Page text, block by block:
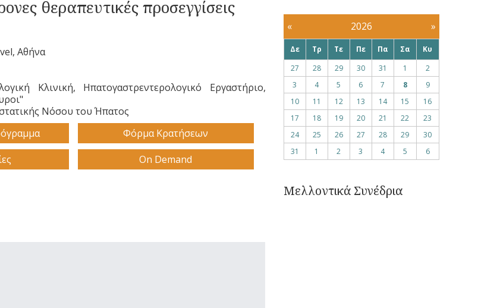
θεραπευτικές προσεγγίσεις
Αθήνα
Κλινική, Ηπατογαστρεντερολογικό Εργαστήριο,
Νόσου του Ήπατος
Φόρμα Κρατήσεων
On Demand
« 2026 »
Δε Τρ Τε Πε Πα Σα
Κυ
27
28 29 30 31 1
2
3
4 5 6 7 8
9
10
11 12 13 14 15
16
17
18 19 20 21 22
23
24
25 26 27 28 29
30
31
1 2 3 4 5 6
Μελλοντικά Συνέδρια